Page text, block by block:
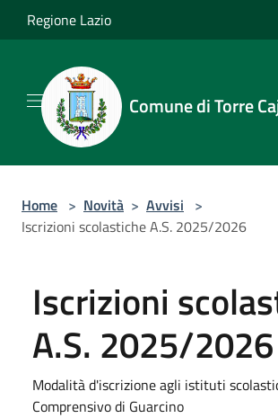
Salta al contenuto principale
Regione Lazio
Comune di Torre
Home > Novità > Avvisi >
Iscrizioni scolastiche A.S. 2025/2026
Iscrizioni
A.S. 2025/2026
Modalità d'iscrizione agli istituti
Comprensivo di Guarcino